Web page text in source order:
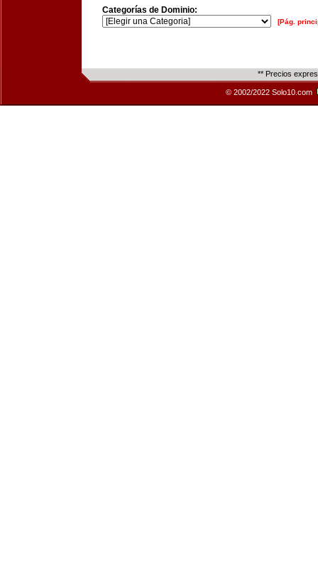
Categorías de Dominio:
[Pág.
** Precios
© 2002/2022 Solo10.com